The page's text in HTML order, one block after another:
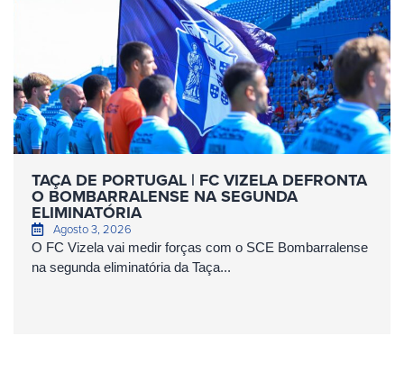
TAÇA DE PORTUGAL | FC VIZELA DEFRONTA
O BOMBARRALENSE NA SEGUNDA
ELIMINATÓRIA
Agosto 3, 2026
O FC Vizela vai medir forças com o SCE Bombarralense
na segunda eliminatória da Taça...